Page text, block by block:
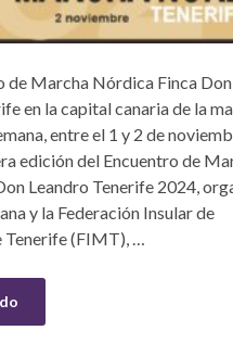
de Marcha Nórdica Finca
en la capital canaria de la
entre el 1 y 2 de
edición del Encuentro de
Leandro Tenerife 2024,
y la Federación Insular de
Tenerife (FIMT), …